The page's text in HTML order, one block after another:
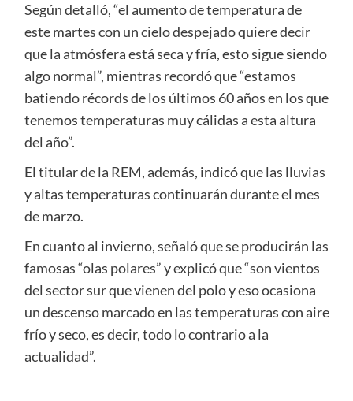
Según detalló, “el aumento de temperatura de
este martes con un cielo despejado quiere decir
que la atmósfera está seca y fría, esto sigue siendo
algo normal”, mientras recordó que “estamos
batiendo récords de los últimos 60 años en los que
tenemos temperaturas muy cálidas a esta altura
del año”.
El titular de la REM, además, indicó que las lluvias
y altas temperaturas continuarán durante el mes
de marzo.
En cuanto al invierno, señaló que se producirán las
famosas “olas polares” y explicó que “son vientos
del sector sur que vienen del polo y eso ocasiona
un descenso marcado en las temperaturas con aire
frío y seco, es decir, todo lo contrario a la
actualidad”.